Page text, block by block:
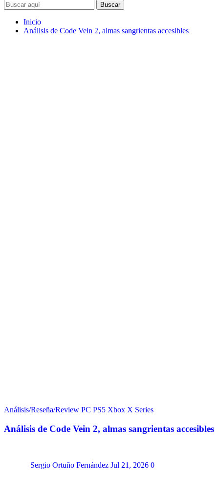
Buscar
Inicio
Análisis de Code Vein 2, almas sangrientas accesibles
Análisis/Reseña/Review PC PS5 Xbox X Series
Análisis de Code Vein 2, almas sangrientas accesibles
Sergio Ortuño Fernández Jul 21, 2026 0